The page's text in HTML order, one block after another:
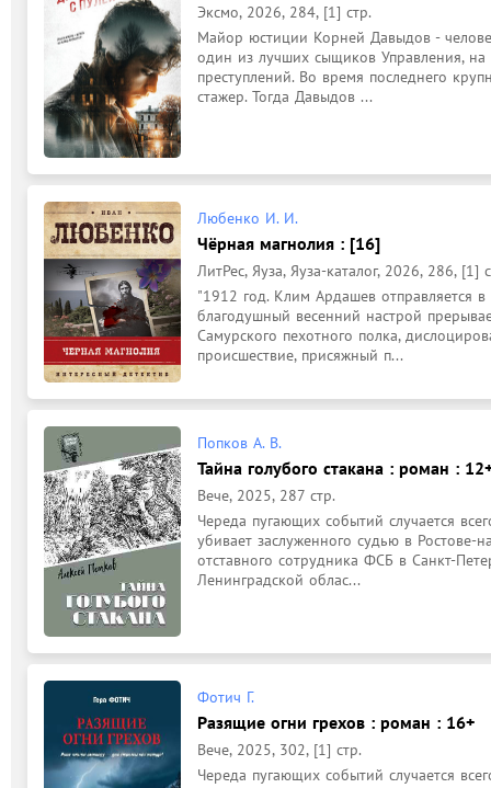
Эксмо, 2026, 284, [1] стр.
Майор юстиции Корней Давыдов -
один из лучших сыщиков Управления, на
преступлений. Во время последнего
стажер. Тогда Давыдов ...
Любенко И. И.
Чёрная магнолия : [16]
ЛитРес, Яуза, Яуза-каталог, 2026, 286, [1]
"1912 год. Клим Ардашев отправляется
благодушный весенний настрой
Самурского пехотного полка,
происшествие, присяжный п...
Попков А. В.
Тайна голубого стакана : роман :
Вече, 2025, 287 стр.
Череда пугающих событий случается
убивает заслуженного судью в Ростове-
отставного сотрудника ФСБ в Санкт-
Ленинградской облас...
Фотич Г.
Разящие огни грехов : роман : 16+
Вече, 2025, 302, [1] стр.
Череда пугающих событий случается